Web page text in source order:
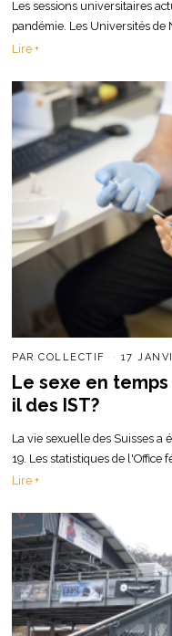
Les sessions universitaires
pandémie. Les Universités
Lire +
PARCOLLECTIF 17
Le sexe en
il des IST?
La vie sexuelle des Suisses a
19. Les statistiques de l'Office
Lire +